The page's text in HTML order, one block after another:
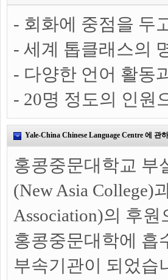
- 회화에 중점을 두
- 세계 톱클래스의
- 다양한 언어 활동
- 20명 정도의 인원
Yale-China Chinese Language Centre 에 관
홍콩중문대학교 부
(New Asia College)
Association)의 후
홍콩중문대학에 흡
부속기관이 되었습